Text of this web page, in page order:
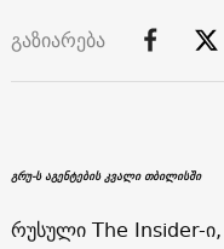
გაზიარება
გრუ-ს აგენტების კვალი თბილისში
რუსული The Insider-